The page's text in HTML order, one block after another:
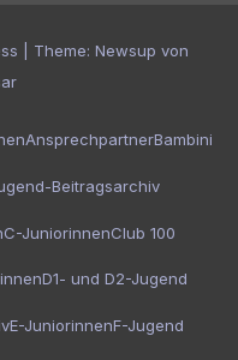
Theme: Newsup von
AnsprechpartnerBambini
Beitragsarchiv
C-JuniorinnenClub 100
D1- und D2-Jugend
E-JuniorinnenF-Jugend